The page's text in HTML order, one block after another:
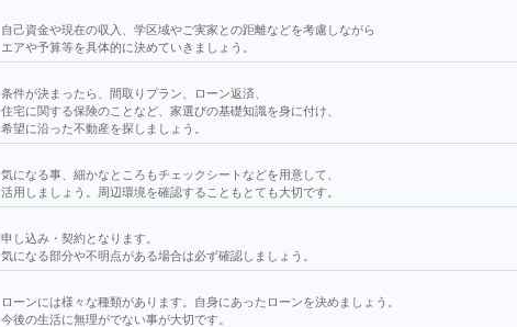
自己資金や現在の収入、学区域やご実家との距離などを考慮しながら
エアや予算等を具体的に決めていきましょう。
条件が決まったら、間取りプラン、ローン返済、
住宅に関する保険のことなど、家選びの基礎知識を身に付け、
希望に沿った不動産を探しましょう。
気になる事、細かなところもチェックシートなどを用意して、
活用しましょう。周辺環境を確認することもとても大切です。
申し込み・契約となります。
気になる部分や不明点がある場合は必ず確認しましょう。
ローンには様々な種類があります。自身にあったローンを決めましょう。
今後の生活に無理がでない事が大切です。